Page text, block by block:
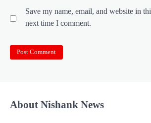
Save my name, email, and website in
next time I comment.
About Nishank News